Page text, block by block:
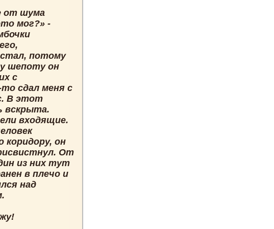
от шума
мог?» -
стал, потому
шепоту он
с
сдал меня с
В этот
вскрыта.
входящие.
коридору, он
От
из них тут
в плечо и
над